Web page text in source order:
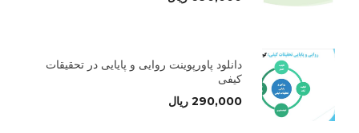
دانلود پاورپوینت روایی و پایایی در تحقیقات
کیفی
290,000 ریال